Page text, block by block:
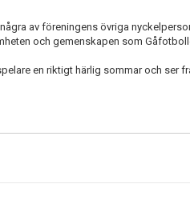
av föreningens övriga
och gemenskapen som
en riktigt härlig sommar och ser